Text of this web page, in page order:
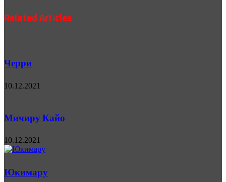
Related Articles
Черри
10.12.2021
Мичиру Кайо
10.12.2021
Юкимару